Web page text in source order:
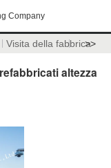
Company
Visita della fabbrica>>
altezza